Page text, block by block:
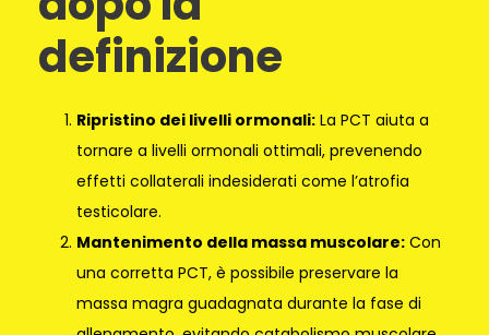
definizione
Ripristino dei livelli ormonali: La PCT aiuta a
tornare a livelli ormonali ottimali, prevenendo
effetti collaterali indesiderati come l’atrofia
testicolare.
Mantenimento della massa muscolare: Con
una corretta PCT, è possibile preservare la
massa magra guadagnata durante la fase di